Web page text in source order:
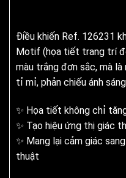
Điều khiến Ref. 126231
Motif (họa tiết trang trí
màu trắng đơn sắc, mà
tỉ mỉ, phản chiếu ánh
✨ Họa tiết không chỉ
✨ Tạo hiệu ứng thị giác
✨ Mang lại cảm giác
thuật